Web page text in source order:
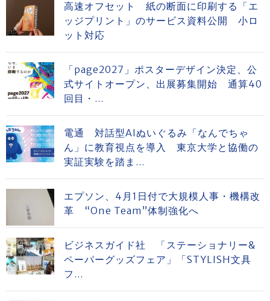
高速オフセット 紙の断面に印刷する「エ
ッジプリント」のサービス資料公開 小ロ
ット対応
「page2027」ポスターデザイン決定、公
式サイトオープン、出展募集開始 通算40
回目・...
電通 対話型AIぬいぐるみ「なんでちゃ
ん」に教育視点を導入 東京大学と協働の
実証実験を踏ま...
エプソン、4月1日付で大規模人事・機構改
革 “One Team”体制強化へ
ビジネスガイド社 「ステーショナリー&
ペーパーグッズフェア」「STYLISH文具
フ...